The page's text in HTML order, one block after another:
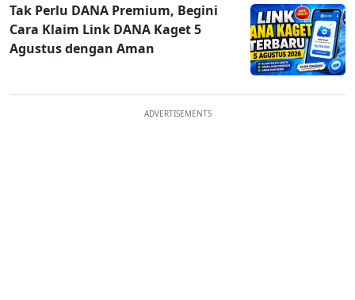
Tak Perlu DANA Premium, Begini
Cara Klaim Link DANA Kaget 5
Agustus dengan Aman
ADVERTISEMENTS